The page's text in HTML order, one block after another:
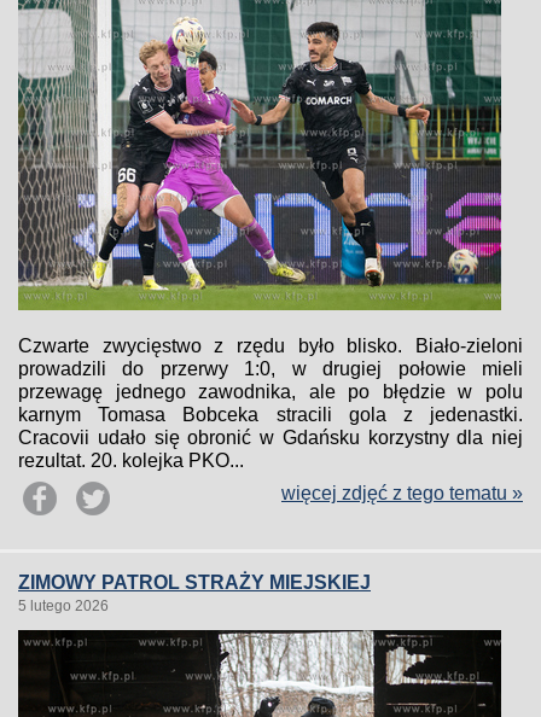
Czwarte zwycięstwo z rzędu było blisko. Biało-zieloni
prowadzili do przerwy 1:0, w drugiej połowie mieli
przewagę jednego zawodnika, ale po błędzie w polu
karnym Tomasa Bobceka stracili gola z jedenastki.
Cracovii udało się obronić w Gdańsku korzystny dla niej
rezultat. 20. kolejka PKO...
więcej zdjęć z tego tematu »
ZIMOWY PATROL STRAŻY MIEJSKIEJ
5 lutego 2026